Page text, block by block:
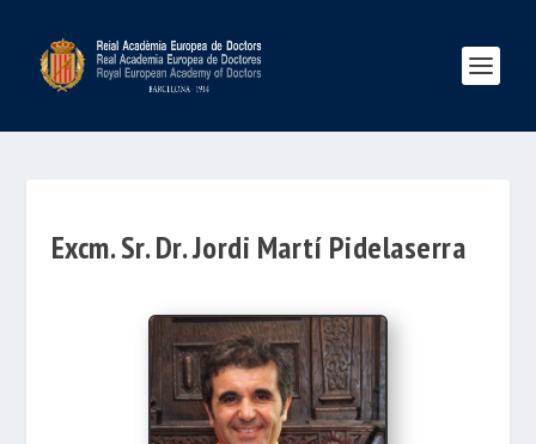
Excm. Sr. Dr. Jordi Martí Pidelaserra